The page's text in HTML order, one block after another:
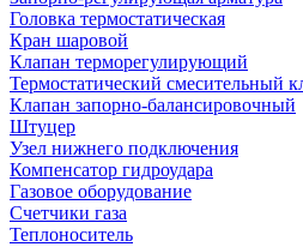
Головка термостатическая
Кран шаровой
Клапан терморегулирующий
Термостатический смесительный
Клапан запорно-балансировочный
Штуцер
Узел нижнего подключения
Компенсатор гидроудара
Газовое оборудование
Счетчики газа
Теплоноситель